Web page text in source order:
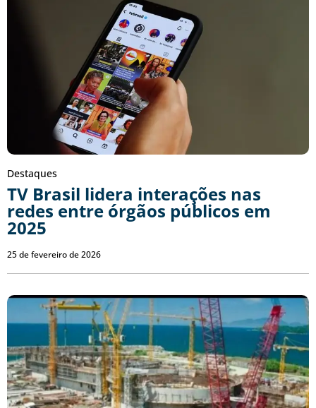
Destaques
TV Brasil lidera interações nas
redes entre órgãos públicos em
2025
25 de fevereiro de 2026